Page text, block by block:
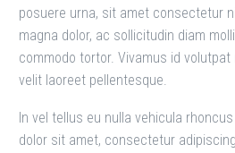
posuere urna, sit amet consectetur
magna dolor, ac sollicitudin diam
commodo tortor. Vivamus id
velit laoreet pellentesque.
In vel tellus eu nulla vehicula
dolor sit amet, consectetur